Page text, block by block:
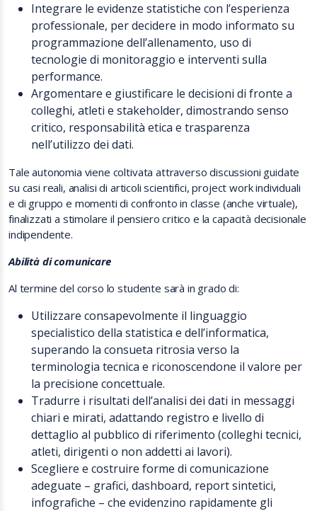
Integrare le evidenze statistiche con l’esperienza
professionale, per decidere in modo informato su
programmazione dell’allenamento, uso di
tecnologie di monitoraggio e interventi sulla
performance.
Argomentare e giustificare le decisioni di fronte a
colleghi, atleti e stakeholder, dimostrando senso
critico, responsabilità etica e trasparenza
nell’utilizzo dei dati.
Tale autonomia viene coltivata attraverso discussioni guidate
su casi reali, analisi di articoli scientifici, project work individuali
e di gruppo e momenti di confronto in classe (anche virtuale),
finalizzati a stimolare il pensiero critico e la capacità decisionale
indipendente.
Abilità di comunicare
Al termine del corso lo studente sarà in grado di:
Utilizzare consapevolmente il linguaggio
specialistico della statistica e dell’informatica,
superando la consueta ritrosia verso la
terminologia tecnica e riconoscendone il valore per
la precisione concettuale.
Tradurre i risultati dell’analisi dei dati in messaggi
chiari e mirati, adattando registro e livello di
dettaglio al pubblico di riferimento (colleghi tecnici,
atleti, dirigenti o non addetti ai lavori).
Scegliere e costruire forme di comunicazione
adeguate – grafici, dashboard, report sintetici,
infografiche – che evidenzino rapidamente gli